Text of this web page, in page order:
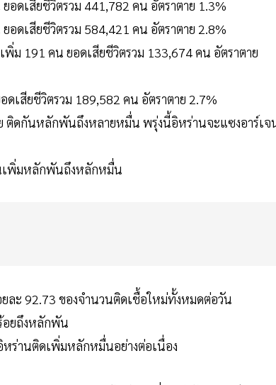
ดเสียชีวิตรวม 441,782 คน อัตราตาย 1.3%
ดเสียชีวิตรวม 584,421 คน อัตราตาย 2.8%
ม 191 คน ยอดเสียชีวิตรวม 133,674 คน อัตราตาย
เสียชีวิตรวม 189,582 คน อัตราตาย 2.7%
ติดกันหลักพันถึงหลายหมื่น พรุ่งนี้อิหร่านจะแซงอาร์เจ
เพิ่มหลักพันถึงหลักหมื่น
ละ 92.73 ของจำนวนติดเชื้อใหม่ทั้งหมดต่อวัน
อยถึงหลักพัน
ร่านติดเพิ่มหลักหมื่นอย่างต่อเนื่อง